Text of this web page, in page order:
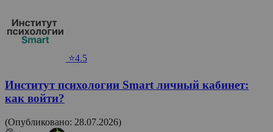
⭐4.5
Институт психологии Smart личный кабинет:
как войти?
(Опубликовано: 28.07.2026)